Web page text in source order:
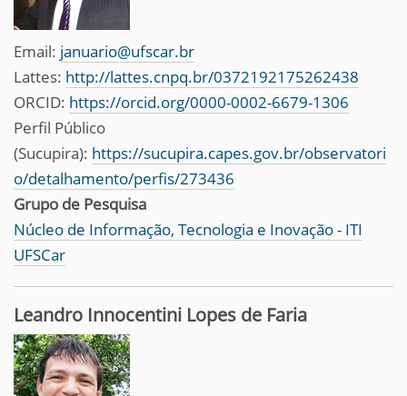
Email: januario@ufscar.br
Lattes: http://lattes.cnpq.br/0372192175262438
ORCID: https://orcid.org/0000-0002-6679-1306
Perfil Público
(Sucupira): https://sucupira.capes.gov.br/observatori
o/detalhamento/perfis/273436
Grupo de Pesquisa
Núcleo de Informação, Tecnologia e Inovação - ITI
UFSCar
Leandro Innocentini Lopes de Faria